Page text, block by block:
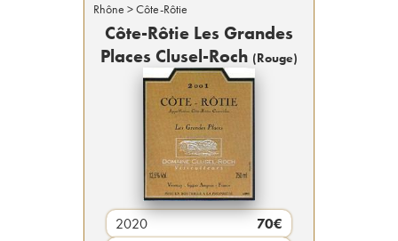
Rhône > Côte-Rôtie
Côte-Rôtie Les Grandes
Places Clusel-Roch (Rouge)
2020 70€